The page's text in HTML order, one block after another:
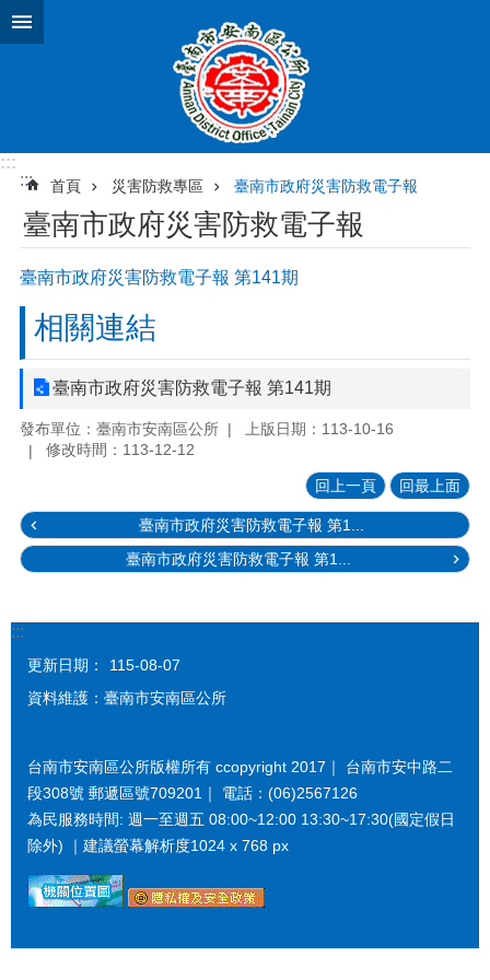
跳到主要內容區塊
:::
:::
首頁 災害防救專區 臺南市政府災害防救電子報
臺南市政府災害防救電子報
臺南市政府災害防救電子報 第141期
相關連結
臺南市政府災害防救電子報 第141期
發布單位：臺南市安南區公所
上版日期：113-10-16
修改時間：113-12-12
回上一頁 回最上面
臺南市政府災害防救電子報 第1...
臺南市政府災害防救電子報 第1...
:::
更新日期：
115-08-07
資料維護：臺南市安南區公所
台南市安南區公所版權所有 ccopyright 2017｜ 台南市安中路二
段308號 郵遞區號709201｜ 電話：(06)2567126
為民服務時間: 週一至週五 08:00~12:00 13:30~17:30(國定假日
除外) ｜建議螢幕解析度1024 x 768 px